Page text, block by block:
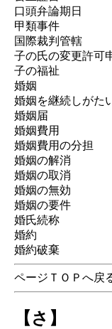
口頭弁論期日
甲類事件
国際裁判管轄
子の氏の変更許可
子の福祉
婚姻
婚姻を継続しがた
婚姻届
婚姻費用
婚姻費用の分担
婚姻の解消
婚姻の取消
婚姻の無効
婚姻の要件
婚氏続称
婚約
婚約破棄
ページＴＯＰへ戻
【さ】